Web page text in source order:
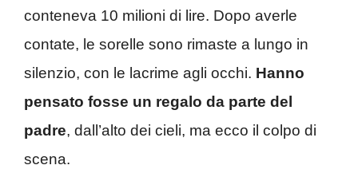
conteneva 10 milioni di lire. Dopo averle
contate, le sorelle sono rimaste a lungo in
silenzio, con le lacrime agli occhi. Hanno
pensato fosse un regalo da parte del
padre, dall’alto dei cieli, ma ecco il colpo di
scena.